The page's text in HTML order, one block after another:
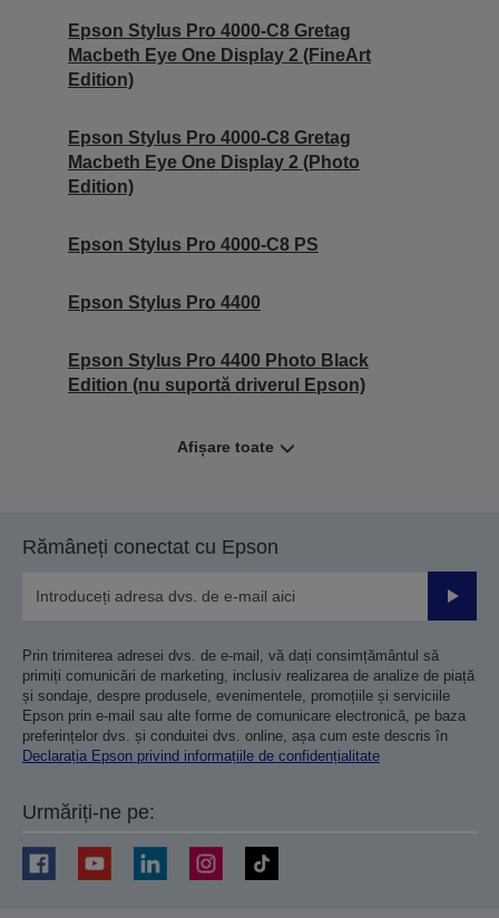
Epson Stylus Pro 4000-C8 Gretag
Macbeth Eye One Display 2 (FineArt
Edition)
Epson Stylus Pro 4000-C8 Gretag
Macbeth Eye One Display 2 (Photo
Edition)
Epson Stylus Pro 4000-C8 PS
Epson Stylus Pro 4400
Epson Stylus Pro 4400 Photo Black
Edition (nu suportă driverul Epson)
Afișare toate
Rămâneți conectat cu Epson
Prin trimiterea adresei dvs. de e-mail, vă dați consimțământul să
primiți comunicări de marketing, inclusiv realizarea de analize de piață
și sondaje, despre produsele, evenimentele, promoțiile și serviciile
Epson prin e-mail sau alte forme de comunicare electronică, pe baza
preferințelor dvs. și conduitei dvs. online, așa cum este descris în
Declarația Epson privind informațiile de confidențialitate
Urmăriți-ne pe: